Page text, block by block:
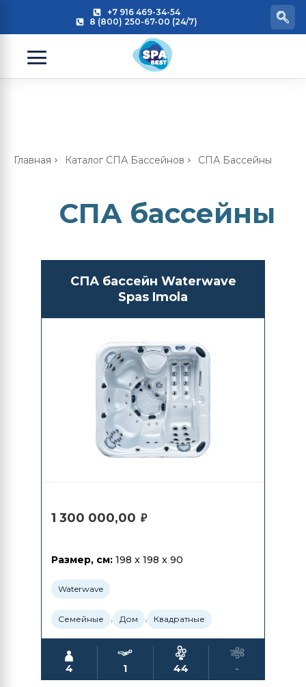
+7 916 469-34-54
8 (800) 250-67-00 (24/7)
Главная Каталог СПА Бассейнов СПА Бассейны
СПА бассейны
СПА бассейн Waterwave
Spas Imola
1 300 000,00 ₽
Размер, см: 198 x 198 x 90
Waterwave
Семейные , Дом , Квадратные
4 1 44 -